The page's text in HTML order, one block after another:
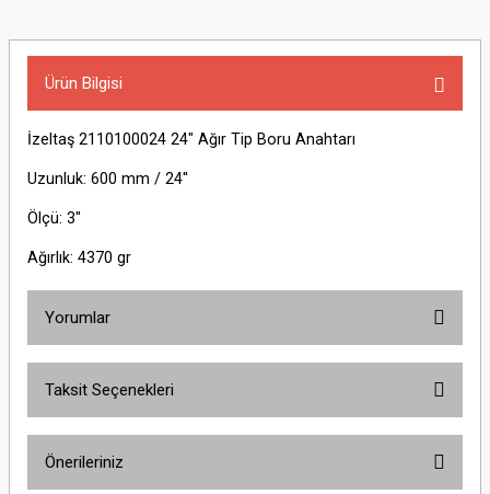
Ürün Bilgisi
İzeltaş 2110100024 24" Ağır Tip Boru Anahtarı
Uzunluk: 600 mm / 24''
Ölçü: 3''
Ağırlık: 4370 gr
Yorumlar
Taksit Seçenekleri
Önerileriniz